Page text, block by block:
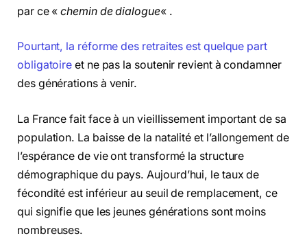
par ce «chemin de dialogue« .
Pourtant, la réforme des retraites est quelque part
obligatoire et ne pas la soutenir revient à condamner
des générations à venir.
La France fait face à un vieillissement important de sa
population. La baisse de la natalité et l’allongement de
l’espérance de vie ont transformé la structure
démographique du pays. Aujourd’hui, le taux de
fécondité est inférieur au seuil de remplacement, ce
qui signifie que les jeunes générations sont moins
nombreuses.